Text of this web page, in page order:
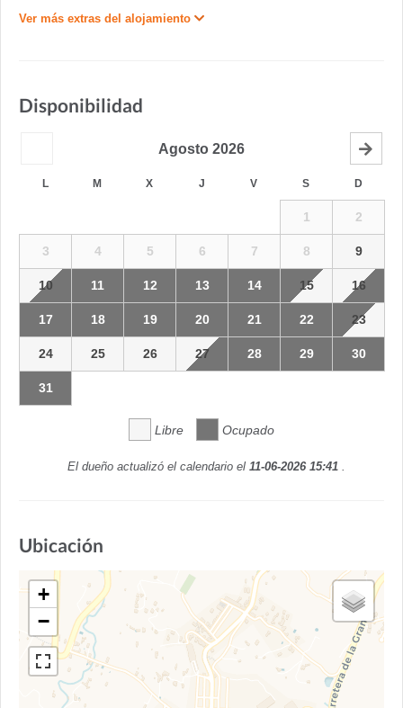
Ver más extras del alojamiento
Disponibilidad
Agosto 2026
L M X J V S D
1 2
3 4 5 6 7 8 9
10 11 12 13 14 15 16
17 18 19 20 21 22 23
24 25 26 27 28 29 30
31
Libre Ocupado
El dueño actualizó el calendario el 11-06-2026 15:41 .
Ubicación
+
−